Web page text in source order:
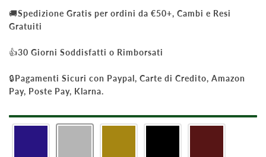
🚚Spedizione Gratis per ordini da €50+, Cambi e Resi
Gratuiti
👍30 Giorni Soddisfatti o Rimborsati
🔒Pagamenti Sicuri con Paypal, Carte di Credito, Amazon
Pay, Poste Pay, Klarna.